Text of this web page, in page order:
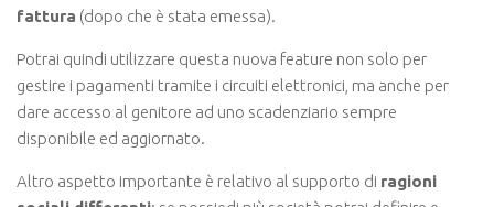
fattura (dopo che è stata emessa).
Potrai quindi utilizzare questa nuova feature non solo per
gestire i pagamenti tramite i circuiti elettronici, ma anche per
dare accesso al genitore ad uno scadenziario sempre
disponibile ed aggiornato.
Altro aspetto importante è relativo al supporto di ragioni